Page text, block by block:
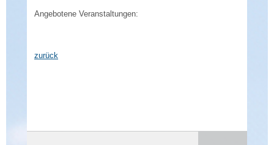
Angebotene Veranstaltungen:
zurück